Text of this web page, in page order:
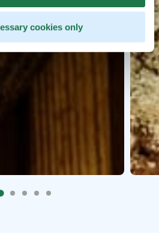
cookies only